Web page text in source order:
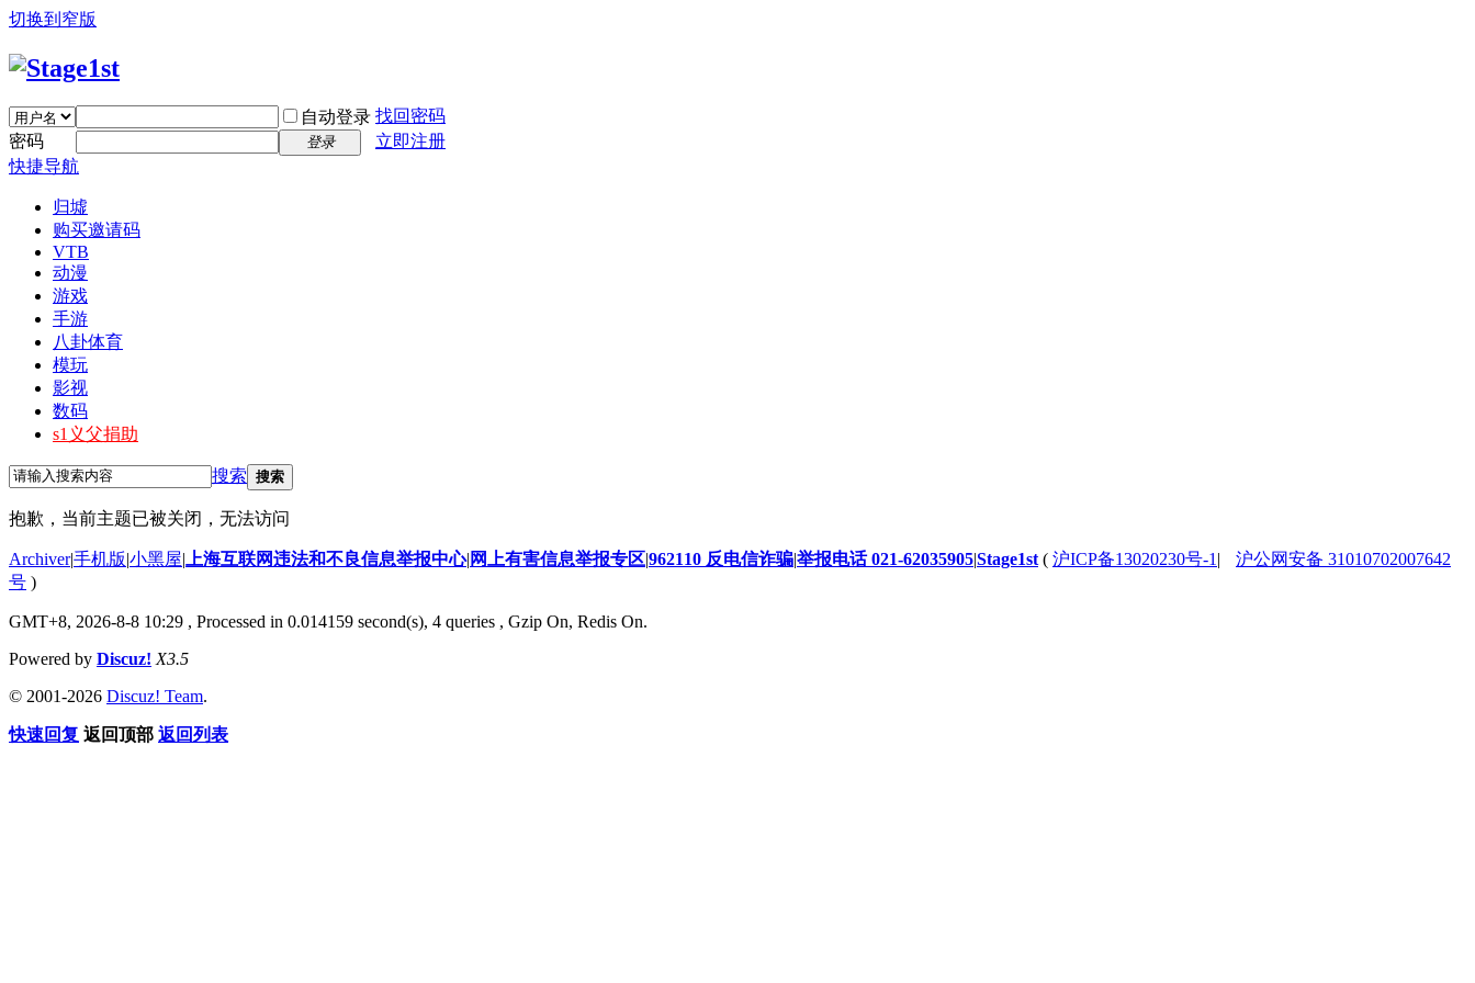
切换到窄版
自动登录 找回密码
密码
登录
立即注册
快捷导航
归墟
购买邀请码
VTB
动漫
游戏
手游
八卦体育
模玩
影视
数码
s1义父捐助
搜索 搜索
抱歉，当前主题已被关闭，无法访问
Archiver|手机版|小黑屋| 上海互联网违法和不良信息举报中心| 网上有害信息举报专区|962110 反电信诈骗|举报电话 021-62035905|Stage1st ( 沪ICP备13020230号-1 |
沪公网安备 31010702007642
号 )
GMT+8, 2026-8-8 10:29 , Processed in 0.014159 second(s), 4 queries , Gzip On, Redis On.
Powered by Discuz! X3.5
© 2001-2026 Discuz! Team.
快速回复 返回顶部 返回列表